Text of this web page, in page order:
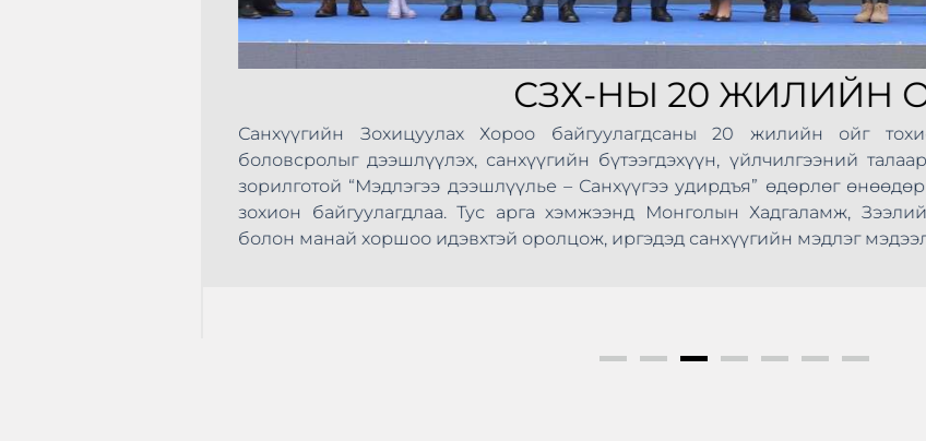
СЗХ-НЫ 20 ЖИЛИЙН
Санхүүгийн Зохицуулах Хороо байгуулагдсаны 20 жилийн ойг
боловсролыг дээшлүүлэх, санхүүгийн бүтээгдэхүүн, үйлчилгээний
зорилготой “Мэдлэгээ дээшлүүлье – Санхүүгээ удирдъя” өдөрлөг
зохион байгуулагдлаа. Тус арга хэмжээнд Монголын Хадгаламж,
болон манай хоршоо идэвхтэй оролцож, иргэдэд санхүүгийн мэдлэг